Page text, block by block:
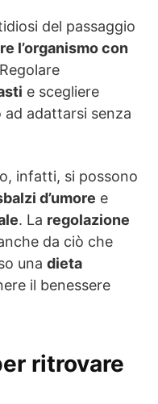
del passaggio
l’organismo con
e scegliere
ad adattarsi senza
infatti, si possono
d’umore e
. La regolazione
da ciò che
una dieta
il benessere
ritrovare